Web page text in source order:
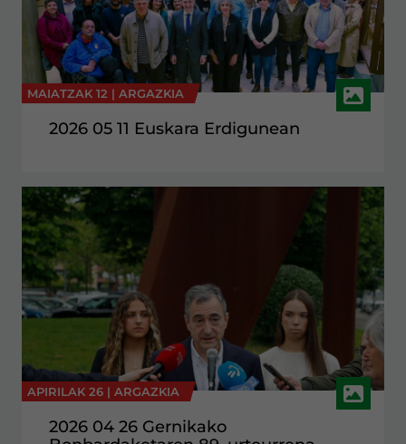
MAIATZAK 12 | ARGAZKIA
2026 05 11 Euskara Erdigunean
APIRILAK 26 | ARGAZKIA
2026 04 26 Gernikako